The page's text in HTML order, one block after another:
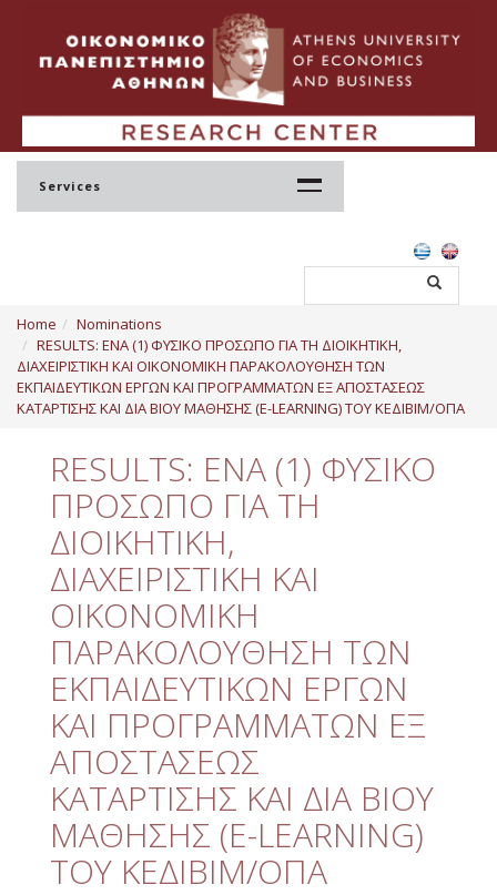
Services
Profile
Regulation
Administration
Staff
Quality
ETHICS
Useful Links
Management
Meetings
Οδηγός Διαχείρισης
(ιστορικό αρχείο)
Δημοσιότητα
Home
Nominations
RESULTS: ΕΝΑ (1) ΦΥΣΙΚΟ ΠΡΟΣΩΠΟ ΓΙΑ ΤΗ ΔΙΟΙΚΗΤΙΚΗ,
ΔΙΑΧΕΙΡΙΣΤΙΚΗ ΚΑΙ ΟΙΚΟΝΟΜΙΚΗ ΠΑΡΑΚΟΛΟΥΘΗΣΗ ΤΩΝ
ΕΚΠΑΙΔΕΥΤΙΚΩΝ ΕΡΓΩΝ ΚΑΙ ΠΡΟΓΡΑΜΜΑΤΩΝ ΕΞ ΑΠΟΣΤΑΣΕΩΣ
ΚΑΤΑΡΤΙΣΗΣ ΚΑΙ ΔΙΑ ΒΙΟΥ ΜΑΘΗΣΗΣ (E-LEARNING) ΤΟΥ ΚΕΔΙΒΙΜ/ΟΠΑ
RESULTS: ΕΝΑ (1) ΦΥΣΙΚΟ
ΠΡΟΣΩΠΟ ΓΙΑ ΤΗ
ΔΙΟΙΚΗΤΙΚΗ,
ΔΙΑΧΕΙΡΙΣΤΙΚΗ ΚΑΙ
ΟΙΚΟΝΟΜΙΚΗ
ΠΑΡΑΚΟΛΟΥΘΗΣΗ ΤΩΝ
ΕΚΠΑΙΔΕΥΤΙΚΩΝ ΕΡΓΩΝ
ΚΑΙ ΠΡΟΓΡΑΜΜΑΤΩΝ ΕΞ
ΑΠΟΣΤΑΣΕΩΣ
ΚΑΤΑΡΤΙΣΗΣ ΚΑΙ ΔΙΑ ΒΙΟΥ
ΜΑΘΗΣΗΣ (E-LEARNING)
ΤΟΥ ΚΕΔΙΒΙΜ/ΟΠΑ